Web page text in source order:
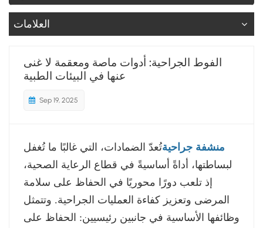
عربي
العلامات
الفوط الجراحية: أدوات ماصة ومعقمة لا غنى
عنها في البيئات الطبية
Sep 19, 2025
منشفة جراحيةتُعدّ الضمادات، التي غالبًا ما تُغفل
لبساطتها، أداةً أساسيةً في قطاع الرعاية الصحية،
إذ تلعب دورًا محوريًا في الحفاظ على سلامة
المرضى وتعزيز كفاءة العمليات الجراحية. وتتمثل
وظائفها الأساسية في جانبين رئيسيين: الحفاظ على